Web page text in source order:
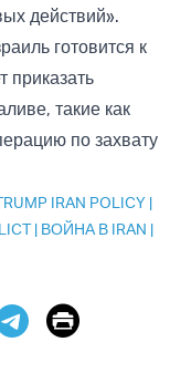
действий».
готовится к
приказать
такие как
по захвату
IRAN POLICY |
| ВОЙНА В IRAN |
Print